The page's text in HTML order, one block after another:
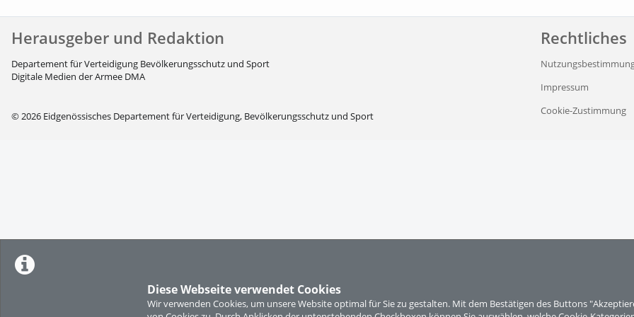
Diese Webseite verwendet Cookies
Wir verwenden Cookies, um unsere Website optimal für Sie zu gestalten. Mit dem Bestätigen des Buttons
Herausgeber und Redaktion
Departement für Verteidigung Bevölkerungsschutz und Sport
Digitale Medien der Armee DMA
© 2026 Eidgenössisches Departement für Verteidigung, Bevölkerungsschutz und Sport
Rechtliches
Impressum
Cookie-Zustimmung